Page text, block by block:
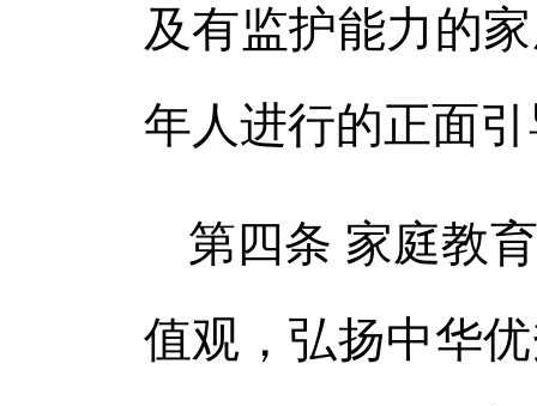
及有监护能力的
年人进行的正面
第四条 家庭教
值观，弘扬中华